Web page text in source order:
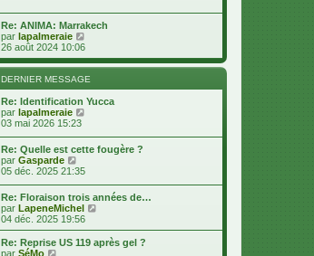
a
g
e
i
e
r
m
e
s
s
a
g
e
e
d
e
r
n
i
r
m
e
s
s
a
g
e
Re: ANIMA: Marrakech
par lapalmeraie
i
r
l
e
d
e
e
s
s
g
e
26 août 2024 10:06
DERNIER MESSAGE
Re: Identification Yucca
par lapalmeraie
l
e
r
n
e
r
03 mai 2026 15:23
Re: Quelle est cette fougère ?
par Gasparde
o
l
e
d
r
05 déc. 2025 21:35
Re: Floraison trois années de…
par LapeneMichel
i
r
l
04 déc. 2025 19:56
Re: Reprise US 119 après gel ?
par SéMo